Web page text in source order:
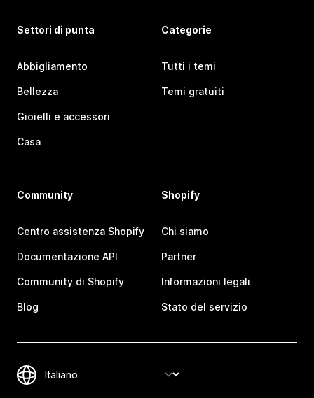
Settori di punta
Abbigliamento
Bellezza
Gioielli e accessori
Casa
Categorie
Tutti i temi
Temi gratuiti
Community
Centro assistenza Shopify
Documentazione API
Community di Shopify
Blog
Shopify
Chi siamo
Partner
Informazioni legali
Stato del servizio